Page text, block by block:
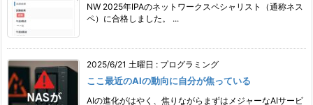
NW 2025年IPAのネットワークスペシャリスト（通称ネス
ペ）に合格しました。 ...
2025/6/21 土曜日 : プログラミング
ここ最近のAIの動向に自分が焦っている
AIの進化がはやく、焦りながらまずはメジャーなAIサービ